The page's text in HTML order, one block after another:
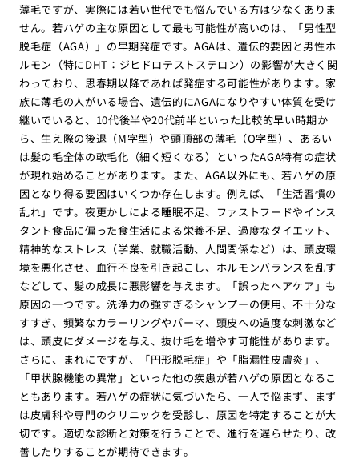
薄毛ですが、実際には若い世代でも悩んでいる方は少なくありま
せん。若ハゲの主な原因として最も可能性が高いのは、「男性型
脱毛症（AGA）」の早期発症です。AGAは、遺伝的要因と男性ホ
ルモン（特にDHT：ジヒドロテストステロン）の影響が大きく関
わっており、思春期以降であれば発症する可能性があります。家
族に薄毛の人がいる場合、遺伝的にAGAになりやすい体質を受け
継いでいると、10代後半や20代前半といった比較的早い時期か
ら、生え際の後退（M字型）や頭頂部の薄毛（O字型）、あるい
は髪の毛全体の軟毛化（細く短くなる）といったAGA特有の症状
が現れ始めることがあります。また、AGA以外にも、若ハゲの原
因となり得る要因はいくつか存在します。例えば、「生活習慣の
乱れ」です。夜更かしによる睡眠不足、ファストフードやインス
タント食品に偏った食生活による栄養不足、過度なダイエット、
精神的なストレス（学業、就職活動、人間関係など）は、頭皮環
境を悪化させ、血行不良を引き起こし、ホルモンバランスを乱す
などして、髪の成長に悪影響を与えます。「誤ったヘアケア」も
原因の一つです。洗浄力の強すぎるシャンプーの使用、不十分な
すすぎ、頻繁なカラーリングやパーマ、頭皮への過度な刺激など
は、頭皮にダメージを与え、抜け毛を増やす可能性があります。
さらに、まれにですが、「円形脱毛症」や「脂漏性皮膚炎」、
「甲状腺機能の異常」といった他の疾患が若ハゲの原因となるこ
ともあります。若ハゲの症状に気づいたら、一人で悩まず、まず
は皮膚科や専門のクリニックを受診し、原因を特定することが大
切です。適切な診断と対策を行うことで、進行を遅らせたり、改
善したりすることが期待できます。